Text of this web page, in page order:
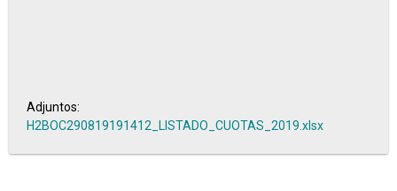
Adjuntos:
H2BOC290819191412_LISTADO_CUOTAS_2019.xlsx